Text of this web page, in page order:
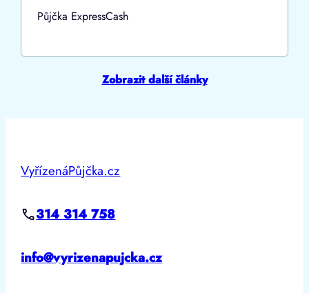
Půjčka ExpressCash
Zobrazit další články
VyřízenáPůjčka.cz
314 314 758
info@vyrizenapujcka.cz